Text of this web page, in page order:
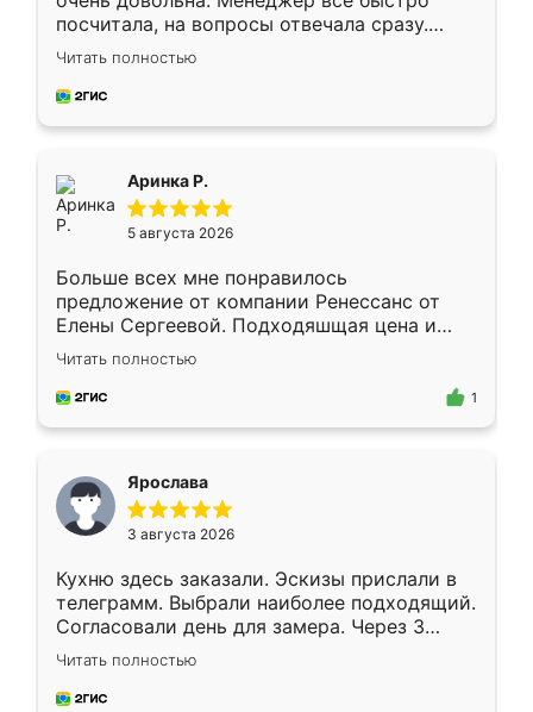
посчитала, на вопросы отвечала сразу.
Замерщик приехал в субботу, подошёл к
делу со всей ответственностью. Собрали
за день, ребята работали аккуратно, даже
Читать полностью
Аринка Р.
5 августа 2026
Больше всех мне понравилось
предложение от компании Ренессанс от
Елены Сергеевой. Подходяшщая цена и
короткие сроки изготовления. Приехавший
для замера сотрудник Владислав
предложил по моему эскизу самый
Читать полностью
1
Ярослава
3 августа 2026
Кухню здесь заказали. Эскизы прислали в
телеграмм. Выбрали наиболее подходящий.
Согласовали день для замера. Через 3
недели кухня была уже готова. Остались
довольны работой. Спасибо Ренессанс
мебель за качественную работу!
Читать полностью